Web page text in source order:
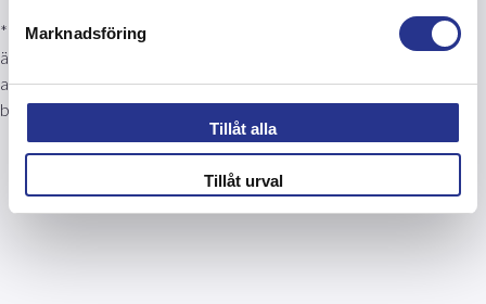
Marknadsföring
Tillåt alla
Tillåt urval
*Konstbyggnad; är en förkortning av konstruktionsbyggnadsverk,
även s.k. tekniska byggnadsverk. Vilket är byggnader eller
anläggningar som t.ex. broar, strandpromenader, stödmurar,
bullerskydd, trafik- och gångtunnlar.